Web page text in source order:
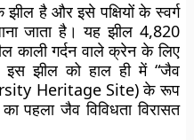
झील है और इसे पक्षियों के स्वर्ग
जाता है। यह झील 4,820
काली गर्दन वाले क्रेन के लिए
झील को हाल ही में “जैव
Heritage Site) के रूप
पहला जैव विविधता विरासत